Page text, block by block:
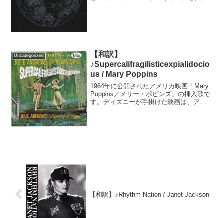
Uncategorized
【和訳】
♪Supercalifragilisticexpialidocio
us / Mary Poppins
1964年に公開されたアメリカ映画「Mary
Poppins／メリー・ポピンズ」の挿入歌で
す。ディズニーが手掛けた映画は、アニ
【和訳】♪Rhythm Nation / Janet Jackson